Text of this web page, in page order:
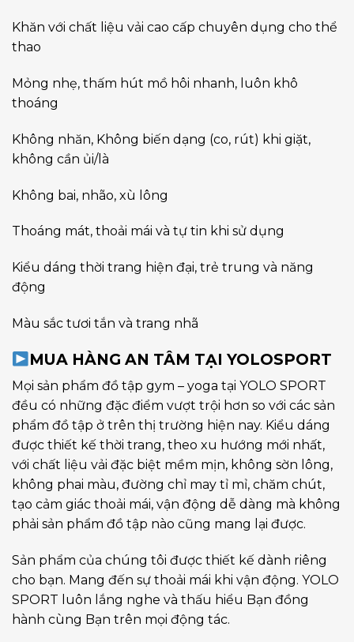
Khăn với chất liệu vải cao cấp chuyên dụng cho thể
thao
Mỏng nhẹ, thấm hút mồ hôi nhanh, luôn khô
thoáng
Không nhăn, Không biến dạng (co, rút) khi giặt,
không cần ủi/là
Không bai, nhão, xù lông
Thoáng mát, thoải mái và tự tin khi sử dụng
Kiểu dáng thời trang hiện đại, trẻ trung và năng
động
Màu sắc tươi tắn và trang nhã
MUA HÀNG AN TÂM TẠI YOLOSPORT
Mọi sản phẩm đồ tập gym – yoga tại YOLO SPORT
đều có những đặc điểm vượt trội hơn so với các sản
phẩm đồ tập ở trên thị trường hiện nay. Kiểu dáng
được thiết kế thời trang, theo xu hướng mới nhất,
với chất liệu vải đặc biệt mềm mịn, không sờn lông,
không phai màu, đường chỉ may tỉ mỉ, chăm chút,
tạo cảm giác thoải mái, vận động dễ dàng mà không
phải sản phẩm đồ tập nào cũng mang lại được.
Sản phẩm của chúng tôi được thiết kế dành riêng
cho bạn. Mang đến sự thoải mái khi vận động. YOLO
SPORT luôn lắng nghe và thấu hiểu Bạn đồng
hành cùng Bạn trên mọi động tác.